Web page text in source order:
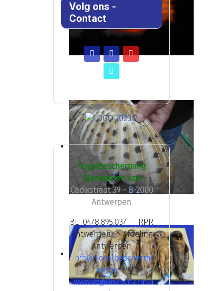
Volg ons -
Contact
Vogelbescherming
Vlaanderen vzw
Cadixstraat 39 – B-2000
Antwerpen
BE 0478.895.037 – RPR
Antwerpen – Afdeling
Antwerpen
info@vogelbeschermi
ng.be–
www.vogelbeschermin